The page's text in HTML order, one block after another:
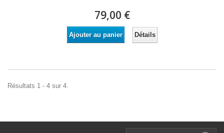
79,00 €
Ajouter au panier Détails
Résultats 1 - 4 sur 4.